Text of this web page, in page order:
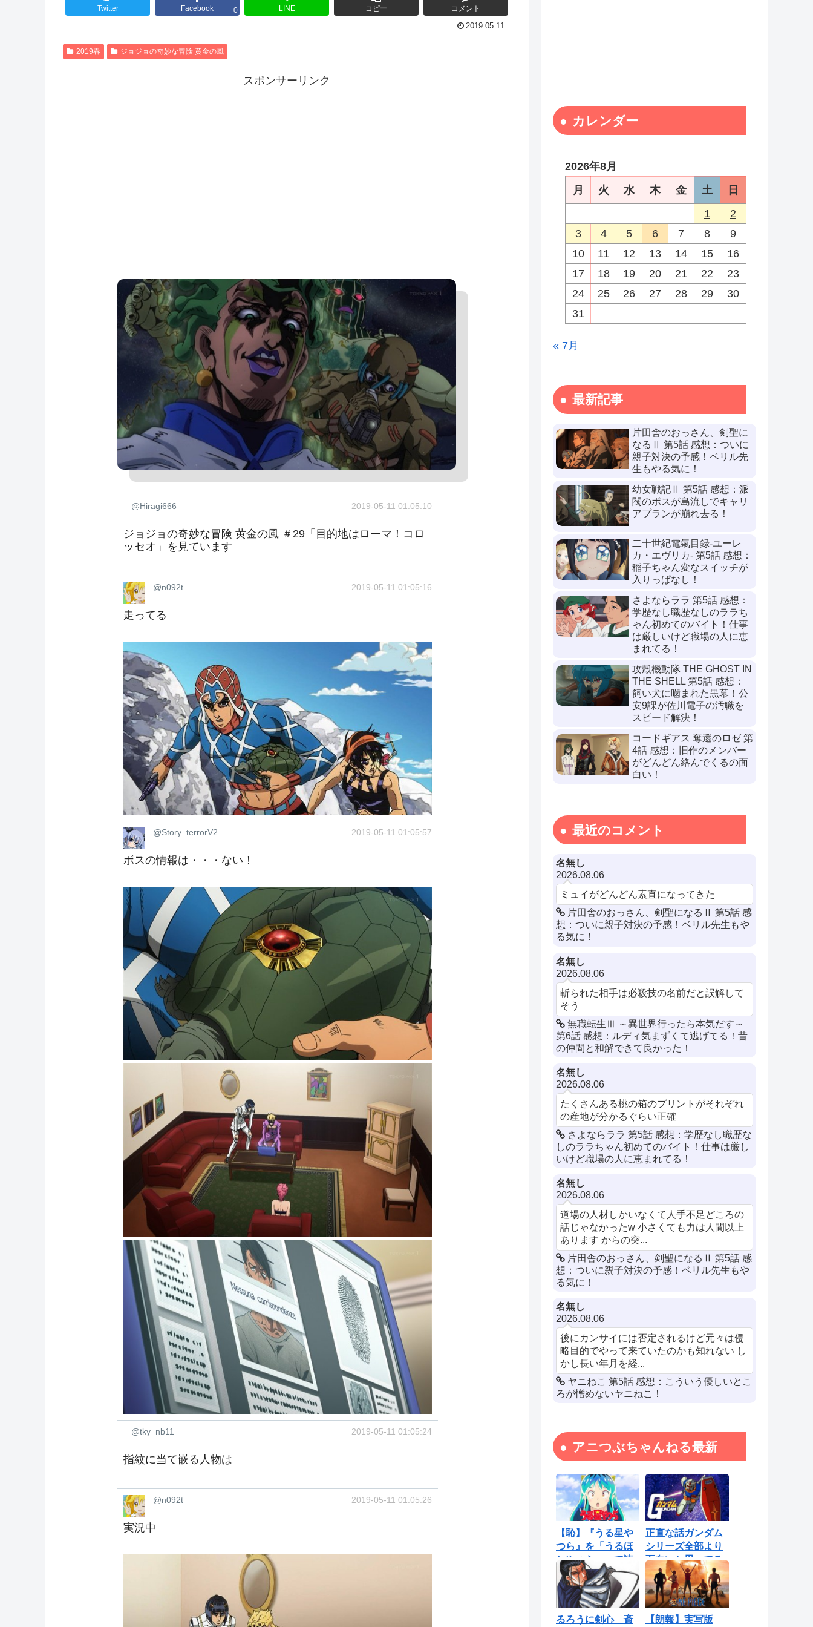
Twitter Facebook 0 LINE コピー コメント
2019.05.11
2019春 ジョジョの奇妙な冒険 黄金の風
スポンサーリンク
@Hiragi666 2019-05-11 01:05:10
ジョジョの奇妙な冒険 黄金の風 ＃29「目的地はローマ！コロ
ッセオ」を見ています
@n092t 2019-05-11 01:05:16
走ってる
@Story_terrorV2 2019-05-11 01:05:57
ボスの情報は・・・ない！
@tky_nb11 2019-05-11 01:05:24
指紋に当て嵌る人物は
@n092t 2019-05-11 01:05:26
実況中
カレンダー
2026年8月
月
火 水 木 金 土
日
1
2
3
4 5 6 7 8
9
10
11 12 13 14 15
16
17
18 19 20 21 22
23
24
25 26 27 28 29
30
31
« 7月
最新記事
片田舎のおっさん、剣聖に
なるⅡ 第5話 感想：ついに
親子対決の予感！ベリル先
生もやる気に！
幼女戦記Ⅱ 第5話 感想：派
閥のボスが島流しでキャリ
アプランが崩れ去る！
二十世紀電氣目録-ユーレ
カ・エヴリカ- 第5話 感想：
稲子ちゃん変なスイッチが
入りっぱなし！
さよならララ 第5話 感想：
学歴なし職歴なしのララち
ゃん初めてのバイト！仕事
は厳しいけど職場の人に恵
まれてる！
攻殻機動隊 THE GHOST IN
THE SHELL 第5話 感想：
飼い犬に噛まれた黒幕！公
安9課が佐川電子の汚職を
スピード解決！
コードギアス 奪還のロゼ 第
4話 感想：旧作のメンバー
がどんどん絡んでくるの面
白い！
最近のコメント
名無し
2026.08.06
ミュイがどんどん素直になってきた
片田舎のおっさん、剣聖になるⅡ 第5話 感
想：ついに親子対決の予感！ベリル先生もや
る気に！
名無し
2026.08.06
斬られた相手は必殺技の名前だと誤解して
そう
無職転生Ⅲ ～異世界行ったら本気だす～
第6話 感想：ルディ気まずくて逃げてる！昔
の仲間と和解できて良かった！
名無し
2026.08.06
たくさんある桃の箱のプリントがそれぞれ
の産地が分かるぐらい正確
さよならララ 第5話 感想：学歴なし職歴な
しのララちゃん初めてのバイト！仕事は厳し
いけど職場の人に恵まれてる！
名無し
2026.08.06
道場の人材しかいなくて人手不足どころの
話じゃなかったw 小さくても力は人間以上
あります からの突...
片田舎のおっさん、剣聖になるⅡ 第5話 感
想：ついに親子対決の予感！ベリル先生もや
る気に！
名無し
2026.08.06
後にカンサイには否定されるけど元々は侵
略目的でやって来ていたのかも知れない し
かし長い年月を経...
ヤニねこ 第5話 感想：こういう優しいとこ
ろが憎めないヤニねこ！
アニつぶちゃんねる最新
【恥】『うる星や
つら』を「うるほ
しやつら」って読
んでたわ…勘...
正直な話ガンダム
シリーズ全部より
面白いと思ってる
ロボットアニ...
るろうに剣心 斎 【朗報】実写版